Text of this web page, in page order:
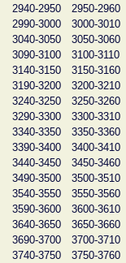
2940-2950
2950-2960
2990-3000
3000-3010
3040-3050
3050-3060
3090-3100
3100-3110
3140-3150
3150-3160
3190-3200
3200-3210
3240-3250
3250-3260
3290-3300
3300-3310
3340-3350
3350-3360
3390-3400
3400-3410
3440-3450
3450-3460
3490-3500
3500-3510
3540-3550
3550-3560
3590-3600
3600-3610
3640-3650
3650-3660
3690-3700
3700-3710
3740-3750
3750-3760